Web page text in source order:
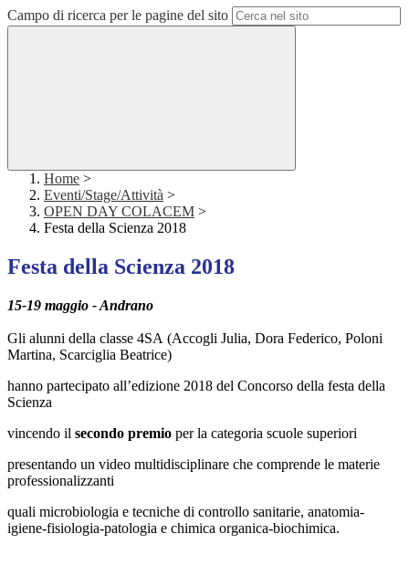
Campo di ricerca per le pagine del sito
Home >
Eventi/Stage/Attività >
OPEN DAY COLACEM >
Festa della Scienza 2018
Festa della Scienza 2018
15-19 maggio - Andrano
Gli alunni della classe 4SA (Accogli Julia, Dora Federico, Poloni
Martina, Scarciglia Beatrice)
hanno partecipato all’edizione 2018 del Concorso della festa della
Scienza
vincendo il secondo premio per la categoria scuole superiori
presentando un video multidisciplinare che comprende le materie
professionalizzanti
quali microbiologia e tecniche di controllo sanitarie, anatomia-
igiene-fisiologia-patologia e chimica organica-biochimica.